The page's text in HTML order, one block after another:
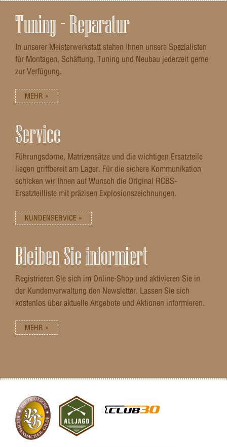
Tuning – Reparatur
In unserer Meisterwerkstatt stehen Ihnen unsere Spezialisten
für Montagen, Schäftung, Tuning und Neubau jederzeit gerne
zur Verfügung.
MEHR »
Service
Führungsdorne, Matrizensätze und die wichtigen Ersatzteile
liegen griffbereit am Lager. Für die sichere Kommunikation
schicken wir Ihnen auf Wunsch die Original RCBS-
Ersatzteilliste mit präzisen Explosionszeichnungen.
KUNDENSERVICE »
Bleiben Sie informiert
Registrieren Sie sich im Online-Shop und aktivieren Sie in
der Kundenverwaltung den Newsletter. Lassen Sie sich
kostenlos über aktuelle Angebote und Aktionen informieren.
MEHR »